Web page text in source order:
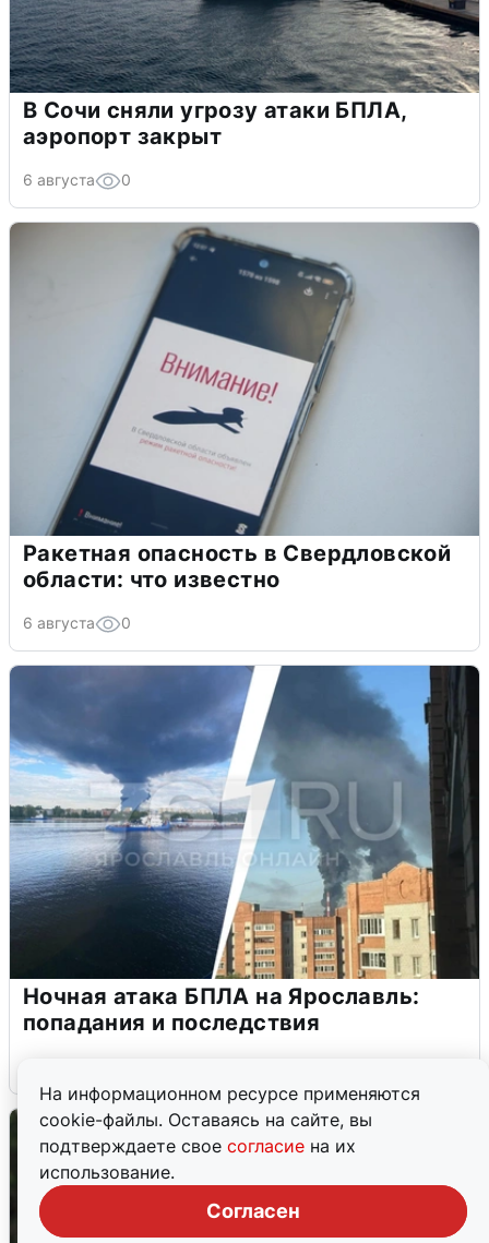
На информационном ресурсе применяются
cookie-файлы. Оставаясь на сайте, вы
подтверждаете свое согласие на их
использование.
Согласен
В Сочи сняли угрозу атаки БПЛА,
аэропорт закрыт
6 августа 0
Ракетная опасность в Свердловской
области: что известно
6 августа 0
Ночная атака БПЛА на Ярославль:
попадания и последствия